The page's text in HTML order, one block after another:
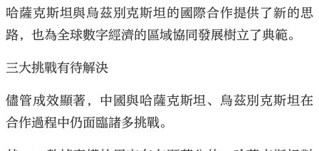
哈薩克斯坦與烏茲別克斯坦的國際合作提供了新的思
路，也為全球數字經濟的區域協同發展樹立了典範。
三大挑戰有待解決
儘管成效顯著，中國與哈薩克斯坦、烏茲別克斯坦在
合作過程中仍面臨諸多挑戰。